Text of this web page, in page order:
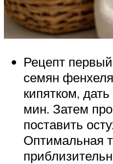
Рецепт
семян
кипятком,
мин. Затем
поставить
Оптимальная